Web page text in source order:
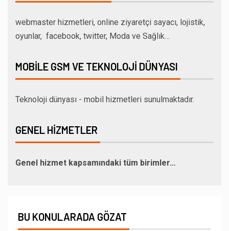
webmaster hizmetleri, online ziyaretçi sayacı, lojistik,
oyunlar, facebook, twitter, Moda ve Sağlık…
MOBILE GSM VE TEKNOLOJI DÜNYASI
Teknoloji dünyası - mobil hizmetleri sunulmaktadır.
GENEL HIZMETLER
Genel hizmet kapsamındaki tüm birimler…
BU KONULARADA GÖZAT